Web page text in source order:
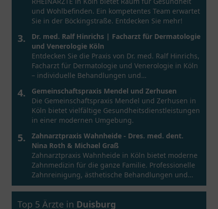
und Wohlbefinden. Ein kompetentes Team erwartet
Sie in der Böckingstraße. Entdecken Sie mehr!
3.
Dr. med. Ralf Hinrichs | Facharzt für Dermatologie
und Venerologie Köln
Entdecken Sie die Praxis von Dr. med. Ralf Hinrichs,
Facharzt für Dermatologie und Venerologie in Köln
– individuelle Behandlungen und
4.
Gemeinschaftspraxis Mendel und Zerhusen
Die Gemeinschaftspraxis Mendel und Zerhusen in
Köln bietet vielfältige Gesundheitsdienstleistungen
in einer modernen Umgebung.
5.
Zahnarztpraxis Wahnheide - Dres. med. dent.
Nina Roth & Michael Graß
Zahnarztpraxis Wahnheide in Köln bietet moderne
Zahnmedizin für die ganze Familie. Professionelle
Zahnreinigung, ästhetische Behandlungen und
mehr.
Top 5 Ärzte in Duisburg